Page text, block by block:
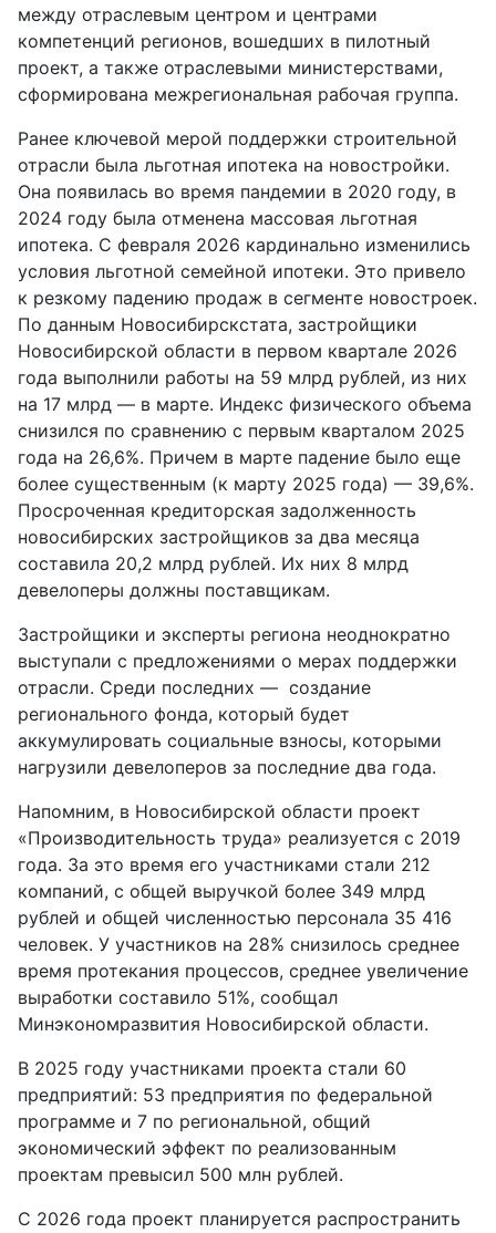
между отраслевым центром и центрами
компетенций регионов, вошедших в пилотный
проект, а также отраслевыми министерствами,
сформирована межрегиональная рабочая группа.
Ранее ключевой мерой поддержки строительной
отрасли была льготная ипотека на новостройки.
Она появилась во время пандемии в 2020 году, в
2024 году была отменена массовая льготная
ипотека. С февраля 2026 кардинально изменились
условия льготной семейной ипотеки. Это привело
к резкому падению продаж в сегменте новостроек.
По данным Новосибирскстата, застройщики
Новосибирской области в первом квартале 2026
года выполнили работы на 59 млрд рублей, из них
на 17 млрд — в марте. Индекс физического объема
снизился по сравнению с первым кварталом 2025
года на 26,6%. Причем в марте падение было еще
более существенным (к марту 2025 года) — 39,6%.
Просроченная кредиторская задолженность
новосибирских застройщиков за два месяца
составила 20,2 млрд рублей. Их них 8 млрд
девелоперы должны поставщикам.
Застройщики и эксперты региона неоднократно
выступали с предложениями о мерах поддержки
отрасли. Среди последних — создание
регионального фонда, который будет
аккумулировать социальные взносы, которыми
нагрузили девелоперов за последние два года.
Напомним, в Новосибирской области проект
«Производительность труда» реализуется с 2019
года. За это время его участниками стали 212
компаний, с общей выручкой более 349 млрд
рублей и общей численностью персонала 35 416
человек. У участников на 28% снизилось среднее
время протекания процессов, среднее увеличение
выработки составило 51%, сообщал
Минэкономразвития Новосибирской области.
В 2025 году участниками проекта стали 60
предприятий: 53 предприятия по федеральной
программе и 7 по региональной, общий
экономический эффект по реализованным
проектам превысил 500 млн рублей.
С 2026 года проект планируется распространить